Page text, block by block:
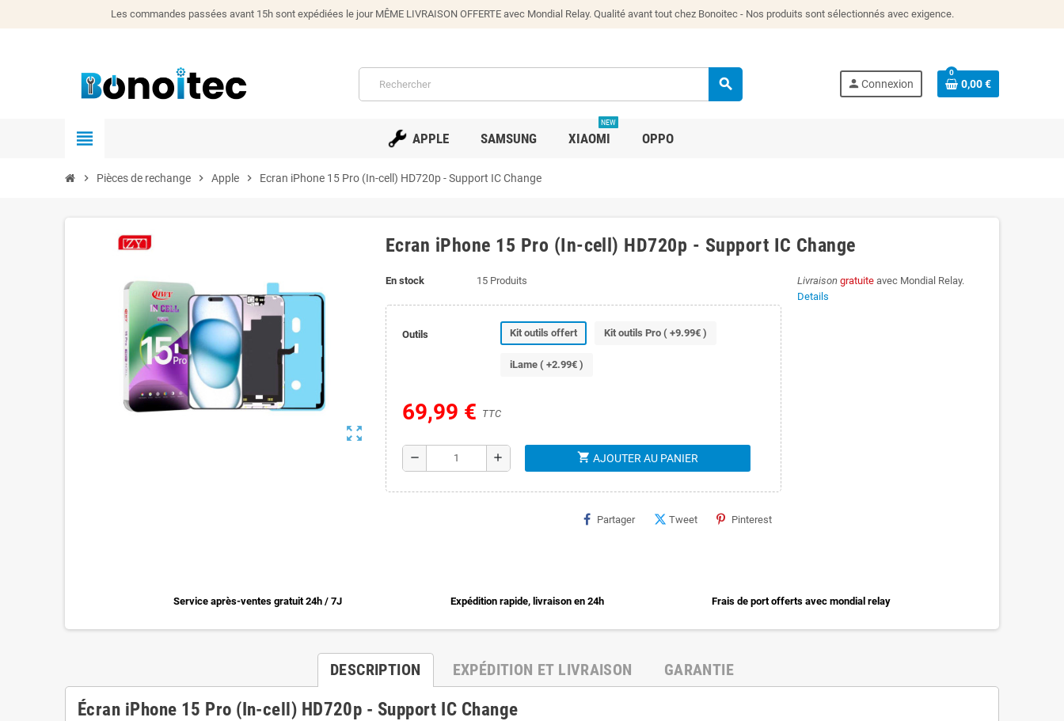
Les commandes passées avant 15h sont expédiées le jour MÊME LIVRAISON OFFERTE avec Mondial Relay. Qualité avant tout chez Bonoitec - Nos produits sont sélectionnés avec exigence.
search person Connexion
0
0,00 €
view_headline APPLE SAMSUNG XIAOMI
NEW
OPPO
chevron_right Pièces de rechange chevron_right Apple chevron_right Ecran iPhone 15 Pro (In-cell) HD720p - Support IC Change
zoom_out_map
Ecran iPhone 15 Pro (In-cell) HD720p - Support IC Change
En stock 15 Produits
Outils Kit outils offert Kit outils Pro ( +9.99€ )
iLame ( +2.99€ )
69,99 € TTC
remove add shopping_cart AJOUTER AU PANIER
Partager Tweet Pinterest
Livraison gratuiteavec Mondial Relay.
Details
Service après-ventes gratuit 24h / 7J Expédition rapide, livraison en 24h Frais de port offerts avec mondial relay
DESCRIPTION EXPÉDITION ET LIVRAISON GARANTIE
Écran iPhone 15 Pro (In-cell) HD720p - Support IC Change